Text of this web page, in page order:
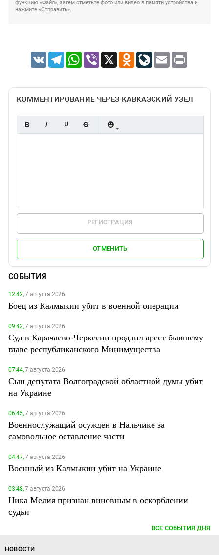
функцию «Файл», затем отметьте фото или видео в памяти устройства и
нажмите «Отправить».
VK TelegramWhatsApp
Viber X Odnoklassniki
LiveJournal
Email Print
КОММЕНТИРОВАНИЕ ЧЕРЕЗ КАВКАЗСКИЙ УЗЕЛ
РЕГИСТРАЦИЯ
ОТМЕНИТЬ
СОБЫТИЯ
12:42,7 августа 2026
Боец из Калмыкии убит в военной операции
09:42,7 августа 2026
Суд в Карачаево-Черкесии продлил арест бывшему
главе республиканского Минимущества
07:44,7 августа 2026
Сын депутата Волгоградской областной думы убит
на Украине
06:45,7 августа 2026
Военнослужащий осужден в Нальчике за
самовольное оставление части
04:47,7 августа 2026
Военный из Калмыкии убит на Украине
03:48,7 августа 2026
Ника Мелия признан виновным в оскорблении
судьи
ВСЕ СОБЫТИЯ ДНЯ
НОВОСТИ